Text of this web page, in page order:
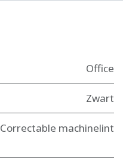
Office
Zwart
Correctable machinelint